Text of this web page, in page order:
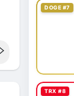
DOGE #7
TRX #8